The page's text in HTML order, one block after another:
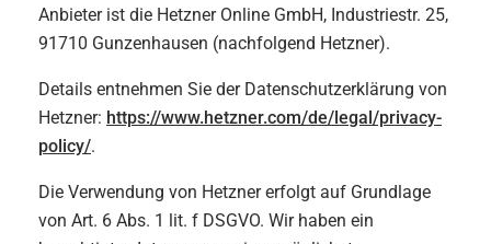
Anbieter ist die Hetzner Online GmbH, Industriestr. 25,
91710 Gunzenhausen (nachfolgend Hetzner).
Details entnehmen Sie der Datenschutzerklärung von
Hetzner: https://www.hetzner.com/de/legal/privacy-
policy/.
Die Verwendung von Hetzner erfolgt auf Grundlage
von Art. 6 Abs. 1 lit. f DSGVO. Wir haben ein